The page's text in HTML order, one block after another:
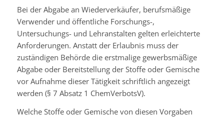
Bei der Abgabe an Wiederverkäufer, berufsmäßige
Verwender und öffentliche Forschungs-,
Untersuchungs- und Lehranstalten gelten erleichterte
Anforderungen. Anstatt der Erlaubnis muss der
zuständigen Behörde die erstmalige gewerbsmäßige
Abgabe oder Bereitstellung der Stoffe oder Gemische
vor Aufnahme dieser Tätigkeit schriftlich angezeigt
werden (§ 7 Absatz 1 ChemVerbotsV).
Welche Stoffe oder Gemische von diesen Vorgaben